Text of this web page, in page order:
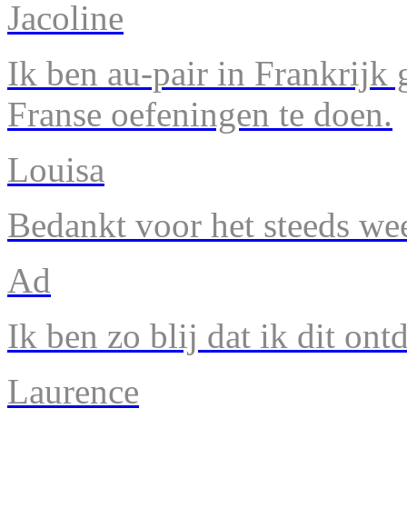
Jacoline
Ik ben au-pair in Frankrijk
Franse oefeningen te doen.
Louisa
Bedankt voor het steeds
Ad
Ik ben zo blij dat ik dit
Laurence